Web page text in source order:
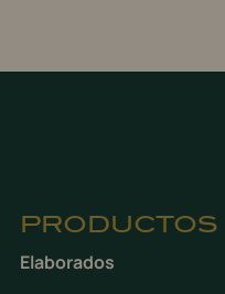
PRODUCTOS
Elaborados